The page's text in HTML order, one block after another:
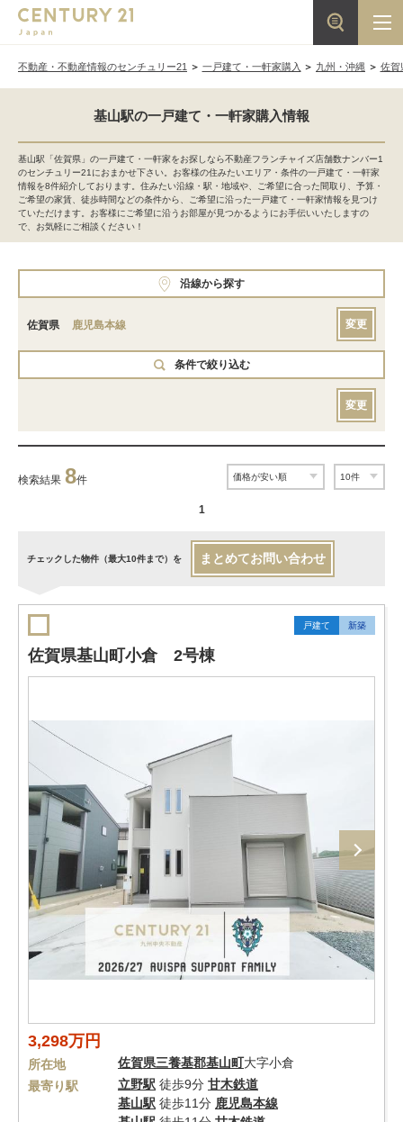
不動産・不動産情報のセンチュリー21 一戸建て・一軒家購入 九州・沖縄 佐賀
基山駅の一戸建て・一軒家購入情報
基山駅「佐賀県」の一戸建て・一軒家をお探しなら不動産フランチャイズ店舗数ナンバー1
のセンチュリー21におまかせ下さい。お客様の住みたいエリア・条件の一戸建て・一軒家
情報を8件紹介しております。住みたい沿線・駅・地域や、ご希望に合った間取り、予算・
ご希望の家賃、徒歩時間などの条件から、ご希望に沿った一戸建て・一軒家情報を見つけ
ていただけます。お客様にご希望に沿うお部屋が見つかるようにお手伝いいたしますの
で、お気軽にご相談ください！
沿線から探す
佐賀県 鹿児島本線 変更
条件で絞り込む
変更
検索結果 8件
1
チェックした物件（最大10件まで）を まとめてお問い合わせ
戸建て 新築
佐賀県基山町小倉 2号棟
3,298万円
所在地 佐賀県三養基郡基山町大字小倉
最寄り駅
立野駅 徒歩9分 甘木鉄道
基山駅 徒歩11分 鹿児島本線